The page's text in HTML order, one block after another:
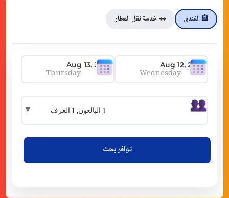
🏨 الفندق 🚗 خدمة نقل المطار
Wednesday
Thursday
▼
توافر بحث